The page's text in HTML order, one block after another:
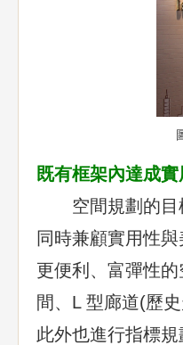
既有框架內達成
空間規劃的目標
同時兼顧實用性
更便利、富彈性
間、L 型廊道(歷
此外也進行指標規